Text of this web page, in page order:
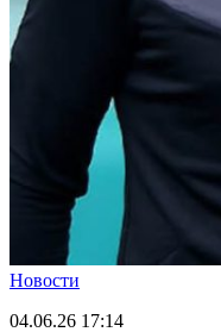
Новости
04.06.26 17:14